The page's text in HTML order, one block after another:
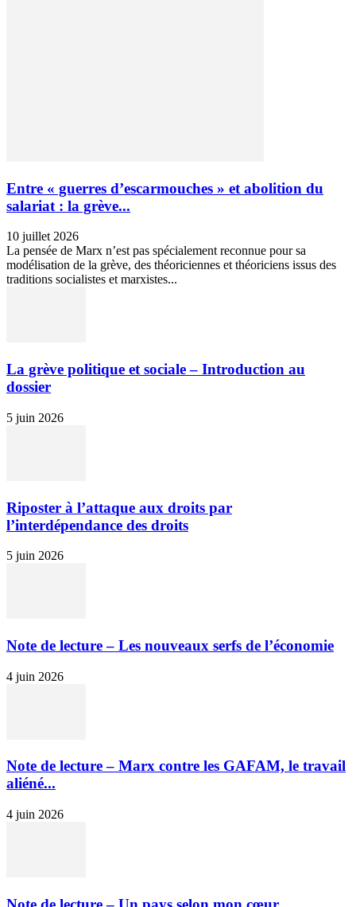
Entre « guerres d’escarmouches » et abolition du
salariat : la grève...
10 juillet 2026
La pensée de Marx n’est pas spécialement reconnue pour sa
modélisation de la grève, des théoriciennes et théoriciens issus des
traditions socialistes et marxistes...
La grève politique et sociale – Introduction au
dossier
5 juin 2026
Riposter à l’attaque aux droits par
l’interdépendance des droits
5 juin 2026
Note de lecture – Les nouveaux serfs de l’économie
4 juin 2026
Note de lecture – Marx contre les GAFAM, le travail
aliéné...
4 juin 2026